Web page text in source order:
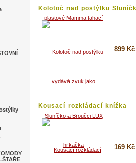
Kolotoč nad postýlku
a...
899 Kč
Kousací rozkládací knížka
Krtek...
169 Kč